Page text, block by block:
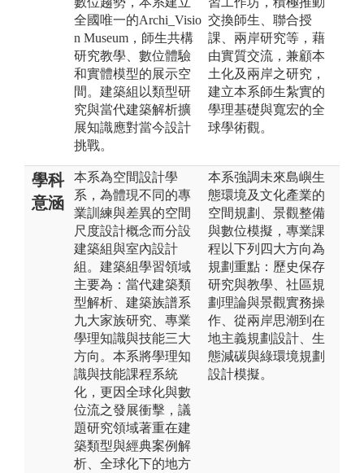
全國唯一的Archi_Visio
n Museum，師生共構
研究教學、數位體驗
和實體模型的展示空
間。建築組以類型研
究與當代建築解析擴
展知識應對當今設計
挑戰。
交換師生、聯合授
課、兩岸研究等，藉
由實質交流，兼顧本
土化及兩岸之研究，
建立本系師生紮實的
學理基礎與寬宏的全
球學術觀。
學科
意涵
本系為空間設計學
系，為體現不同的專
業訓練與差異的空間
尺度設計概念而分設
建築組與室內設計
組。建築組學習領域
主要為：當代建築類
型解析、建築族譜系
九大家族研究、專業
學理知識與技能三大
方向。本系將學理知
識與技能課程系統
化，更因全球化與數
位流之發展衝擊，議
題研究領域著重在建
築類型與經典案例解
析、全球化下的地方
本系強調未來島嶼生
態環境及文化產業的
空間規劃、景觀整備
與數位模擬，專業課
程以下列四大方向為
規劃重點：歷史保存
研究與教學、社區規
劃理論與景觀實務操
作、從兩岸思潮到在
地主義規劃設計、生
態減碳與綠環境規劃
設計模擬。